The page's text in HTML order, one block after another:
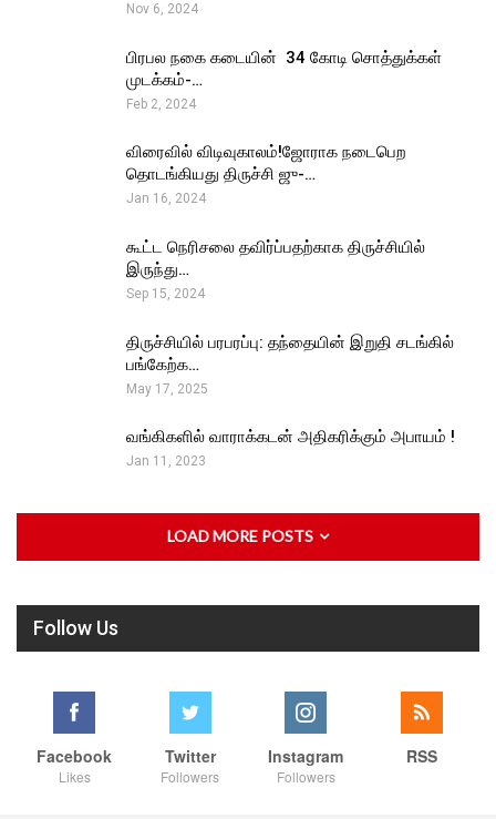
Nov 6, 2024
பிரபல நகை கடையின் ₹ 34 கோடி சொத்துக்கள்
முடக்கம்-…
Feb 2, 2024
விரைவில் விடிவுகாலம்!ஜோராக நடைபெற
தொடங்கியது திருச்சி ஜு-…
Jan 16, 2024
கூட்ட நெரிசலை தவிர்ப்பதற்காக திருச்சியில்
இருந்து…
Sep 15, 2024
திருச்சியில் பரபரப்பு: தந்தையின் இறுதி சடங்கில்
பங்கேற்க…
May 17, 2025
வங்கிகளில் வாராக்கடன் அதிகரிக்கும் அபாயம் !
Jan 11, 2023
LOAD MORE POSTS
Follow Us
Facebook
Likes
Twitter
Followers
Instagram
Followers
RSS